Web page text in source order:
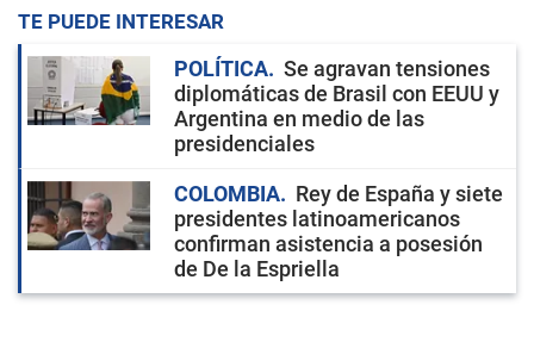
TE PUEDE INTERESAR
POLÍTICA
Se agravan tensiones
diplomáticas de Brasil con EEUU y
Argentina en medio de las
presidenciales
COLOMBIA
Rey de España y siete
presidentes latinoamericanos
confirman asistencia a posesión
de De la Espriella